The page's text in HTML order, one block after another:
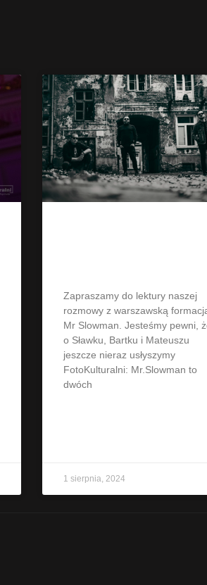
Zapraszamy do lektury naszej
rozmowy z warszawską
Mr Slowman. Jesteśmy pewni,
o Sławku, Bartku i Mateuszu
jeszcze nieraz usłyszymy
FotoKulturalni: Mr.Slowman to
dwóch
1 sierpnia, 2024